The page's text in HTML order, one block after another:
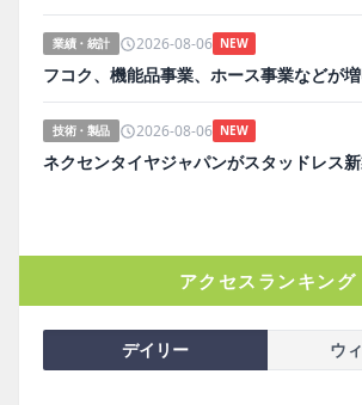
業績・統計 2026-08-06 NEW
フコク、機能品事業、ホース事業などが
技術・製品 2026-08-06 NEW
アクセスランキング
デイリー ウ